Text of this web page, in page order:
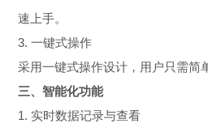
速上手。
3. 一键式操作
采用一键式操作设计，用户只需简
三、智能化功能
1. 实时数据记录与查看